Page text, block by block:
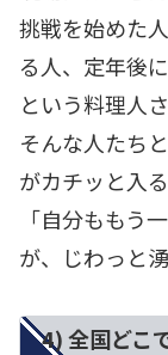
挑戦を始めた
る人、定年後
という料理人
そんな人たち
がカチッと入
「自分ももう
が、じわっと
4) 全国どこ